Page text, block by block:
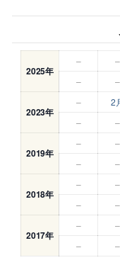
2025年
– –
–
–
2023年
– 2
–
–
2019年
– –
–
–
2018年
– –
–
–
2017年
– –
–
–